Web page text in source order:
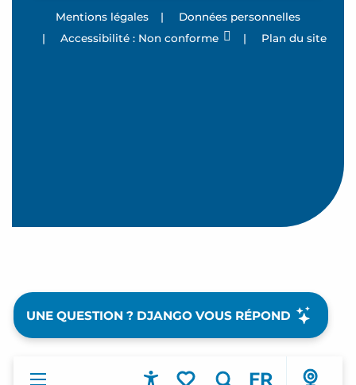
FR
UNE QUESTION ? DJANGO VOUS RÉPOND
Mentions légales |
Données personnelles
|
Accessibilité : Non conforme | Plan du site